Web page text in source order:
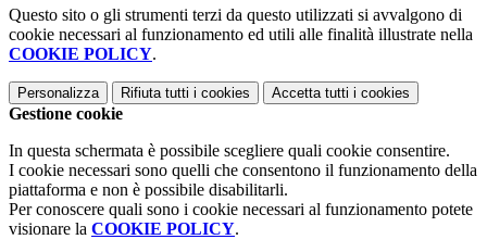
Questo sito o gli strumenti terzi da questo utilizzati si avvalgono di
cookie necessari al funzionamento ed utili alle finalità illustrate nella
COOKIE POLICY.
Personalizza Rifiuta tutti i cookies Accetta tutti i cookies
Gestione cookie
In questa schermata è possibile scegliere quali cookie consentire.
I cookie necessari sono quelli che consentono il funzionamento della
piattaforma e non è possibile disabilitarli.
Per conoscere quali sono i cookie necessari al funzionamento potete
visionare la COOKIE POLICY.